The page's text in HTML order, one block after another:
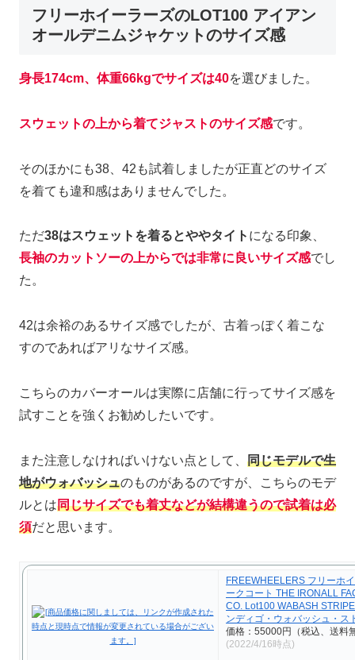
フリーホイーラーズのLOT100 アイアン
オールデニムジャケットのサイズ感
身長174cm、体重66kgでサイズは40を選びました。
スウェットの上から着てジャストのサイズ感です。
そのほかにも38、42も試着しましたが正直どのサイズ
を着ても違和感はありませんでした。
ただ38はスウェットを着るとややタイト になる印象、
長袖のカットソーの上からでは非常に良いサイズ感でし
た。
42は余裕のあるサイズ感でしたが、古着っぽく着こな
すのであればアリなサイズ感。
こちらのカバーオールは実際に店舗に行ってサイズ感を
試すことを強くお勧めしたいです。
また注意しなければいけない点として、 同じモデルで生
地がウォバッシュのものがあるのですが、こちらのモデ
ルとは同じサイズでも着丈などが結構違うので試着は必
須だと思います。
FREEWHEELERS フリーホ
ークコート THE IRONALL
CO. Lot100 WABASH
ンディゴ・ウォバッシュ・ス
価格：55000円（税込、送料
(2022/4/16時点)